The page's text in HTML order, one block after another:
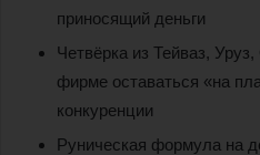
приносящий деньги
Четвёрка из Тейваз,
фирме оставаться «на
конкуренции
Руническая формула на